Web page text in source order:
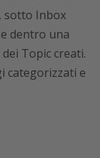
sotto Inbox
dentro una
Topic creati.
categorizzati e